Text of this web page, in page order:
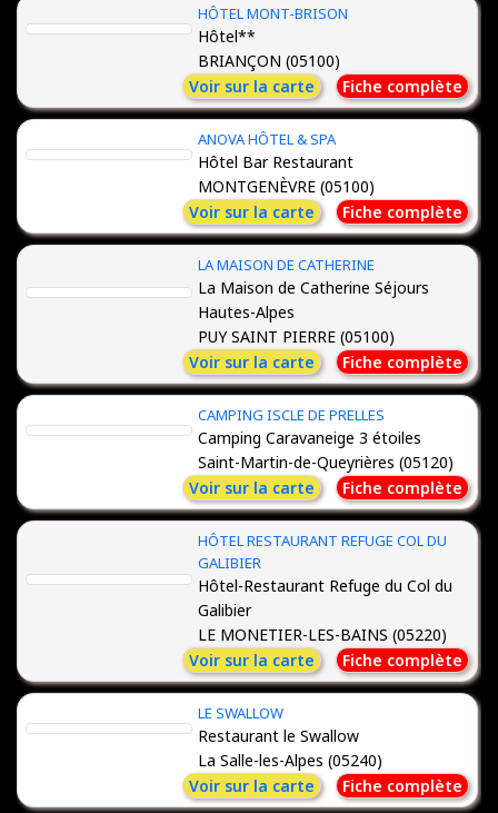
HÔTEL MONT-BRISON
Hôtel**
BRIANÇON (05100)
Voir sur la carte
Fiche complète
ANOVA HÔTEL & SPA
Hôtel Bar Restaurant
MONTGENÈVRE (05100)
Voir sur la carte
Fiche complète
LA MAISON DE CATHERINE
La Maison de Catherine Séjours
Hautes-Alpes
PUY SAINT PIERRE (05100)
Voir sur la carte
Fiche complète
CAMPING ISCLE DE PRELLES
Camping Caravaneige 3 étoiles
Saint-Martin-de-Queyrières (05120)
Voir sur la carte
Fiche complète
HÔTEL RESTAURANT REFUGE COL DU
GALIBIER
Hôtel-Restaurant Refuge du Col du
Galibier
LE MONETIER-LES-BAINS (05220)
Voir sur la carte
Fiche complète
LE SWALLOW
Restaurant le Swallow
La Salle-les-Alpes (05240)
Voir sur la carte
Fiche complète